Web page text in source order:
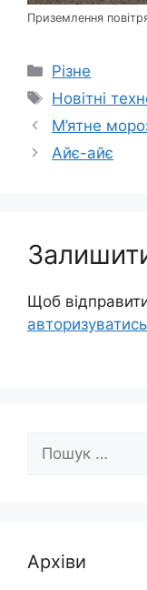
Приземлення
Категорії
Різне
Позначки
Новітні
М’ятне
Айє-айє
Щоб
авторизуватись
Архіви